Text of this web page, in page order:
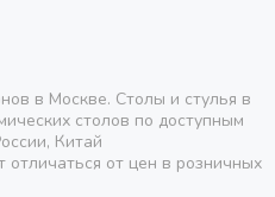
в Москве. Столы и стулья в
столов по доступным
Китай
от цен в розничных